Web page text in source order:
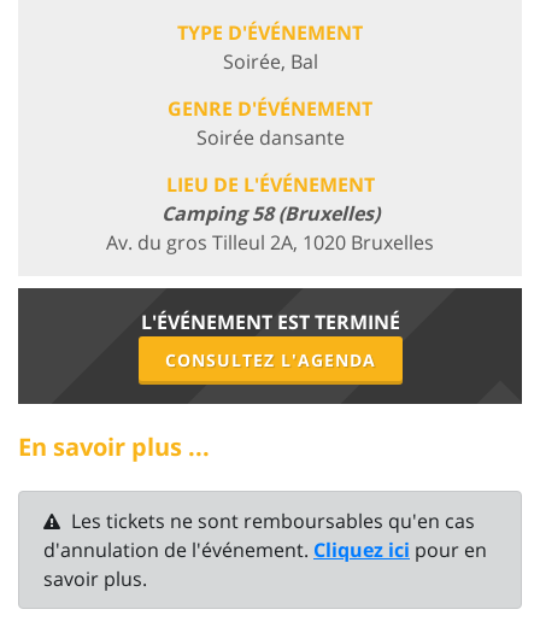
TYPE D'ÉVÉNEMENT
Soirée, Bal
GENRE D'ÉVÉNEMENT
Soirée dansante
LIEU DE L'ÉVÉNEMENT
Camping 58 (Bruxelles)
Av. du gros Tilleul 2A, 1020 Bruxelles
L'ÉVÉNEMENT EST TERMINÉ
CONSULTEZ L'AGENDA
En savoir plus ...
Les tickets ne sont remboursables qu'en cas
d'annulation de l'événement. Cliquez ici pour en
savoir plus.